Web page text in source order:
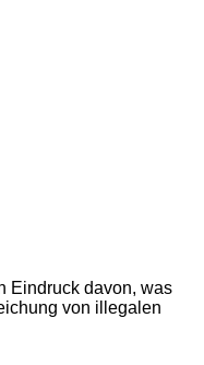
Eindruck davon, was
von illegalen